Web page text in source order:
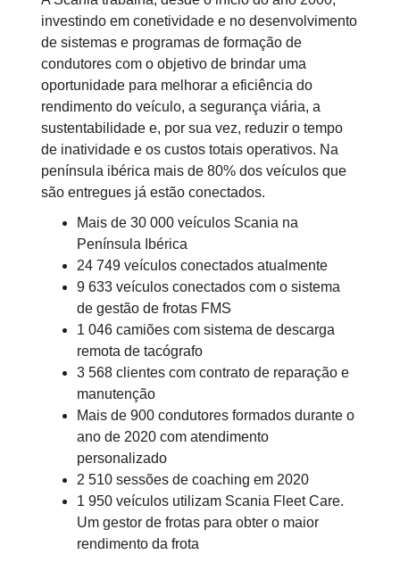
investindo em conetividade e no desenvolvimento
de sistemas e programas de formação de
condutores com o objetivo de brindar uma
oportunidade para melhorar a eficiência do
rendimento do veículo, a segurança viária, a
sustentabilidade e, por sua vez, reduzir o tempo
de inatividade e os custos totais operativos. Na
península ibérica mais de 80% dos veículos que
são entregues já estão conectados.
Mais de 30 000 veículos Scania na
Península Ibérica
24 749 veículos conectados atualmente
9 633 veículos conectados com o sistema
de gestão de frotas FMS
1 046 camiões com sistema de descarga
remota de tacógrafo
3 568 clientes com contrato de reparação e
manutenção
Mais de 900 condutores formados durante o
ano de 2020 com atendimento
personalizado
2 510 sessões de coaching em 2020
1 950 veículos utilizam Scania Fleet Care.
Um gestor de frotas para obter o maior
rendimento da frota